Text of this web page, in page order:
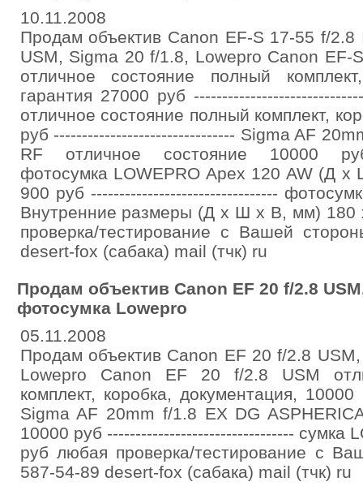
10.11.2008
Продам объектив Canon EF-S 17-55 f/
USM, Sigma 20 f/1.8, Lowepro Canon EF-
отличное состояние полный
гарантия 27000 руб
отличное состояние полный комплект,
руб -------------------------------- Sigma AF
RF отличное состояние 10000 руб
фотосумка LOWEPRO Apex 120 AW (Д
900 руб ---------------------------------
Внутренние размеры (Д x Ш x В, мм) 180
проверка/тестирование с Вашей
desert-fox (сабака) mail (тчк) ru
Продам объектив Canon EF 20 f/2.8
фотосумка Lowepro
05.11.2008
Продам объектив Canon EF 20 f/2.8
Lowepro Canon EF 20 f/2.8 USM
комплект, коробка, документация,
Sigma AF 20mm f/1.8 EX DG
10000 руб --------------------------------- сумка
руб любая проверка/тестирование с
587-54-89 desert-fox (сабака) mail (тчк) ru